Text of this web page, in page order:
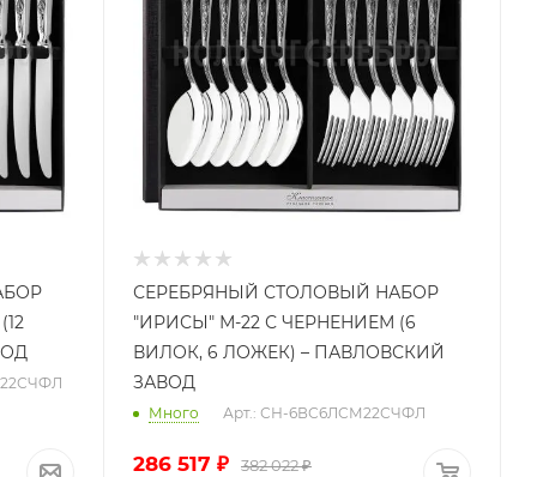
СЕРЕБРЯНЫЙ СТОЛОВЫЙ НАБОР
"ИРИСЫ" М-22 С ЧЕРНЕНИЕМ (6
ВИЛОК, 6 ЛОЖЕК) – ПАВЛОВСКИЙ
ЗАВОД
Много Арт.: СН-6ВС6ЛСМ22СЧФЛ
286 517 ₽ 382 022₽